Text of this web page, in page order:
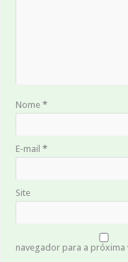
Nome*
E-mail*
Site
navegador para a próxima